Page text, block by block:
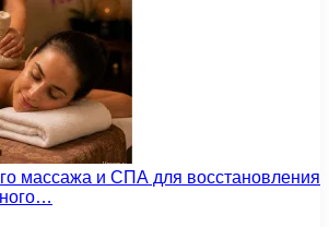
массажа и СПА для восстановления